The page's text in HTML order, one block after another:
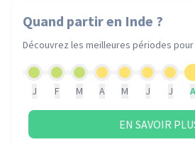
Quand partiren Inde ?
Découvrez les meilleures périodes
J F M A M J J A
EN SAVOIR